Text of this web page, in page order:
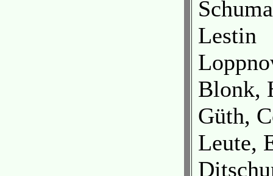
Lestin
Blonk,
Güth,
Leute,